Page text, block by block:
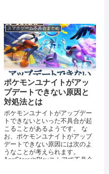
スマホゲーム不具合まとめ
ポケモンユナイトがアッ
プデートできない原因と
対処法とは
ポケモンユナイトがアップデー
トできないといった不具合が起
こることがあるようです。 な
お、ポケモンユナイトがアップ
デートできない原因には次のよ
うなことが考えられます。
AppStoreやPlayストアで不具合